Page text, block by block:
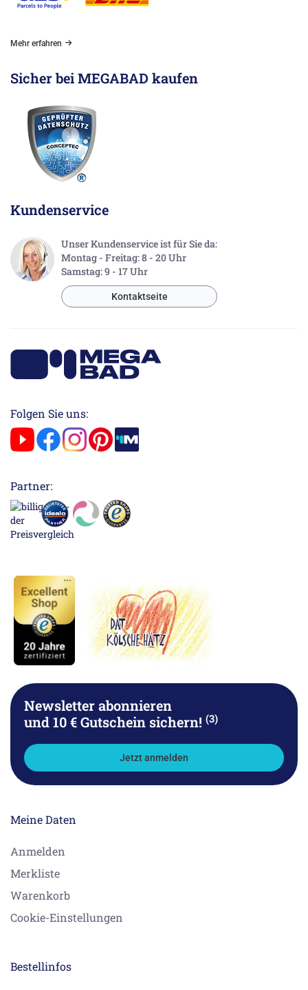
Mehr erfahren
Sicher bei MEGABAD kaufen
Kundenservice
Unser Kundenservice ist für Sie da:
Montag - Freitag: 8 - 20 Uhr
Samstag: 9 - 17 Uhr
Kontaktseite
Folgen Sie uns:
Partner:
Newsletter abonnieren
und 10 € Gutschein sichern! (3)
Jetzt anmelden
Meine Daten
Anmelden
Merkliste
Warenkorb
Cookie-Einstellungen
Bestellinfos